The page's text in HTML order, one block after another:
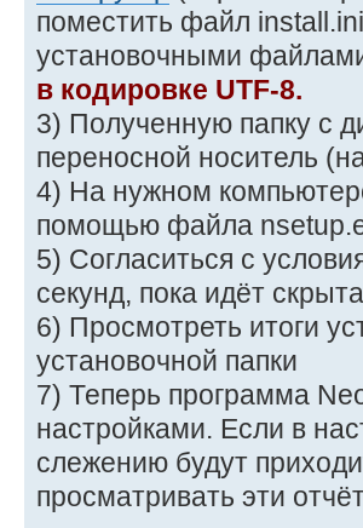
поместить файл
установочными
в кодировке UTF-8.
3) Полученную папку с
переносной носитель
4) На нужном
помощью файла
5) Согласиться с
секунд, пока идёт
6) Просмотреть итоги
установочной папки
7) Теперь программа
настройками. Если в
слежению будут
просматривать эти